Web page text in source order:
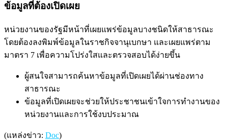
ข้อมูลที่ต้องเปิดเผย
หน่วยงานของรัฐมีหน้าที่เผยแพร่ข้อมูลบางชนิดให้สาธารณะ
โดยต้องลงพิมพ์ข้อมูลในราชกิจจานุเบกษา และเผยแพร่ตาม
มาตรา 7 เพื่อความโปร่งใสและตรวจสอบได้ง่ายขึ้น
ผู้สนใจสามารถค้นหาข้อมูลที่เปิดเผยได้ผ่านช่องทาง
สาธารณะ
ข้อมูลที่เปิดเผยจะช่วยให้ประชาชนเข้าใจการทำงานของ
หน่วยงานและการใช้งบประมาณ
(แหล่งข่าว: Doc)